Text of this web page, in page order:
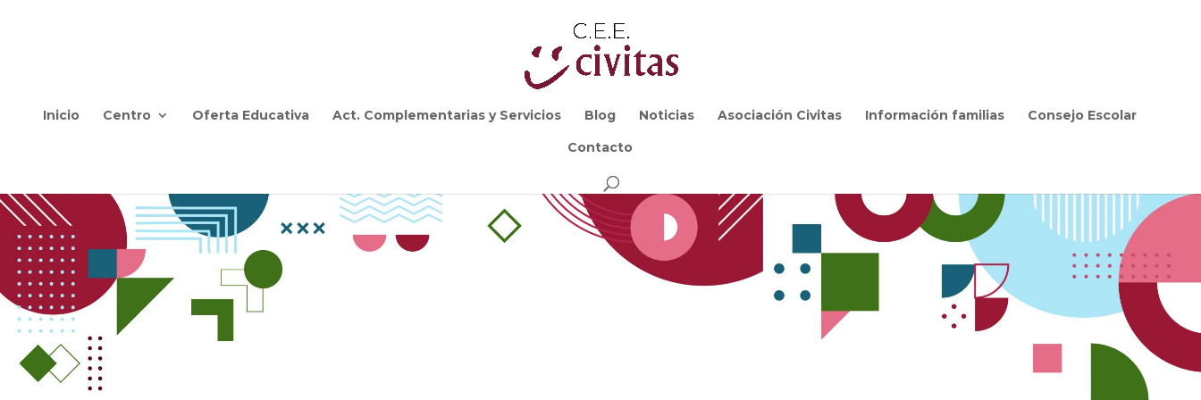
Inicio Centro Oferta Educativa Act. Complementarias y Servicios Blog Noticias Asociación Civitas Información familias
Consejo Escolar
Contacto